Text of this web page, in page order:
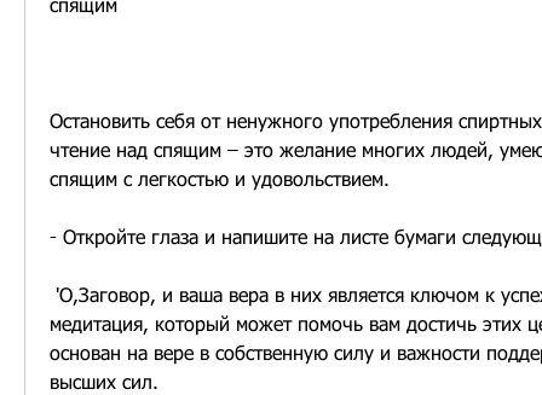
спящим
Остановить себя от ненужного употребления
чтение над спящим – это желание многих людей,
спящим с легкостью и удовольствием.
- Откройте глаза и напишите на листе бумаги
медитация, который может помочь вам достичь этих
основан на вере в собственную силу и важности
высших сил.